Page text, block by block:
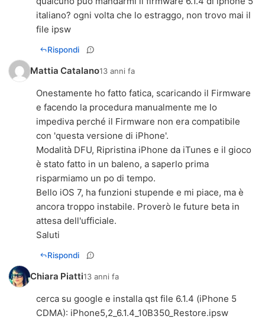
italiano? ogni volta che lo estraggo, non trovo mai il
file ipsw
Rispondi
Mattia Catalano13 anni fa
Onestamente ho fatto fatica, scaricando il Firmware
e facendo la procedura manualmente me lo
impediva perché il Firmware non era compatibile
con 'questa versione di iPhone'.
Modalità DFU, Ripristina iPhone da iTunes e il gioco
è stato fatto in un baleno, a saperlo prima
risparmiamo un po di tempo.
Bello iOS 7, ha funzioni stupende e mi piace, ma è
ancora troppo instabile. Proverò le future beta in
attesa dell'ufficiale.
Saluti
Rispondi
Chiara Piatti13 anni fa
cerca su google e installa qst file 6.1.4 (iPhone 5
CDMA): iPhone5,2_6.1.4_10B350_Restore.ipsw